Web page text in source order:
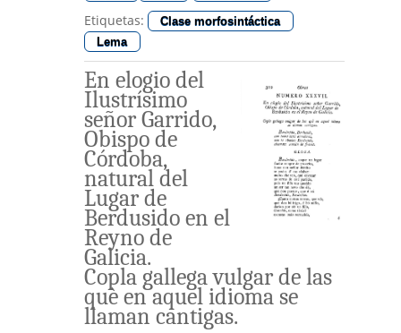
Etiquetas:
Clase morfosintáctica
Lema
En elogiodel
Ilustrísimo
señorGarrido,
Obispode
Córdoba,
naturaldel
Lugarde
Berdusidoen el
Reynode
Galicia.
Copla gallegavulgardelas
quèenaquelidioma se
llaman cantigas.